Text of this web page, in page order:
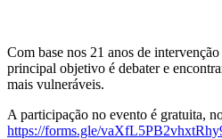
Com base nos 21 anos de
principal objetivo é debater e
mais vulneráveis.
A participação no evento é gratuita,
https://forms.gle/